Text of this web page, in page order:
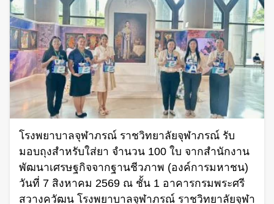
โรงพยาบาลจุฬาภรณ์ ราชวิทยาลัยจุฬาภรณ์ รับ
มอบถุงสำหรับใส่ยา จำนวน 100 ใบ จากสำนักงาน
พัฒนาเศรษฐกิจจากฐานชีวภาพ (องค์การมหาชน)
วันที่ 7 สิงหาคม 2569 ณ ชั้น 1 อาคารกรมพระศรี
สวางควัฒน โรงพยาบาลจุฬาภรณ์ ราชวิทยาลัยจุฬา